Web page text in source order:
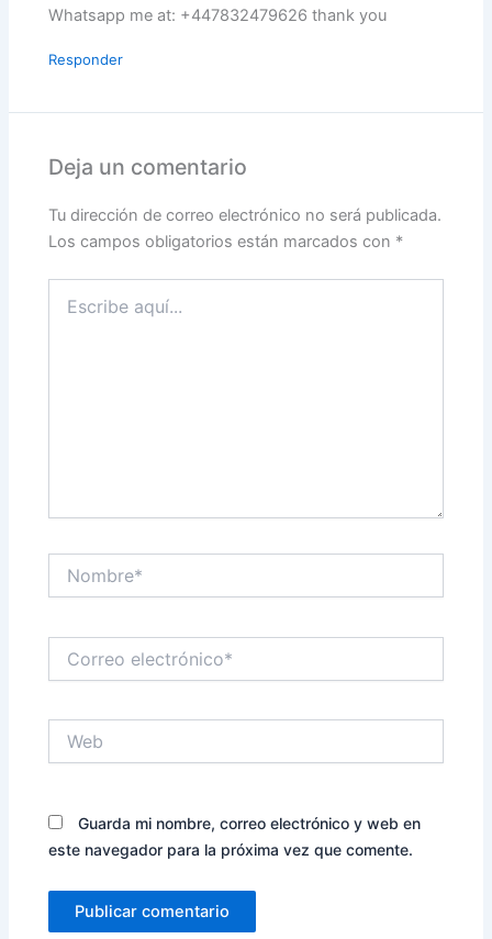
Whatsapp me at: +447832479626 thank you
Responder
Deja un comentario
Tu dirección de correo electrónico no será publicada.
Los campos obligatorios están marcados con *
aquí...
electrónico*
Guarda mi nombre, correo electrónico y web en
este navegador para la próxima vez que comente.